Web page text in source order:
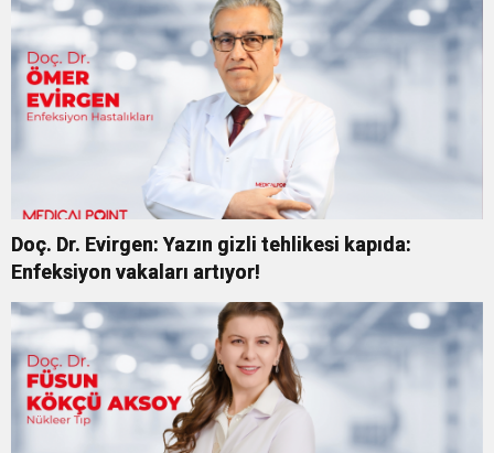
Doç. Dr. Evirgen: Yazın gizli tehlikesi kapıda:
Enfeksiyon vakaları artıyor!